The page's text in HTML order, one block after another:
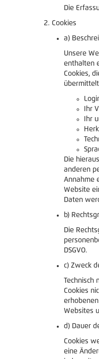
Die
Cookies
a)
Unsere
enthalten
Cookies,
Ihr
Ihr
Die
anderen
Annahme
Website
Daten
b)
Die
DSGVO.
c) Zweck
Cookies
Websites
d) Dauer
Cookies
eine